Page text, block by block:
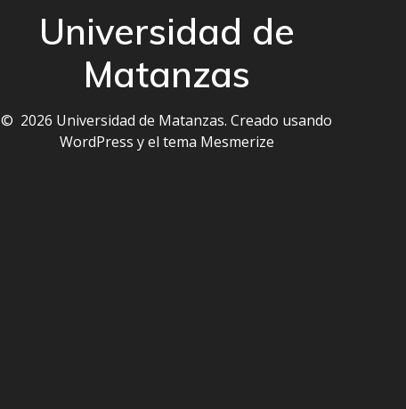
Universidad de
Matanzas
© 2026 Universidad de Matanzas. Creado usando
WordPress y el tema Mesmerize